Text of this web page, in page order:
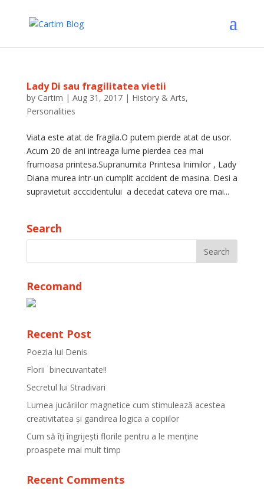
Lady Di sau fragilitatea vietii
by Cartim | Aug 31, 2017| History & Arts,
Personalities
Viata este atat de fragila.O putem pierde atat de usor.
Acum 20 de ani intreaga lume pierdea cea mai
frumoasa printesa.Supranumita Printesa Inimilor , Lady
Diana murea intr-un cumplit accident de masina. Desi a
supravietuit acccidentului a decedat cateva ore mai...
Search
Recomand
Recent Post
Poezia lui Denis
Florii binecuvantate!!
Secretul lui Stradivari
Lumea jucăriilor magnetice cum stimulează acestea
creativitatea și gandirea logica a copiilor
Cum să îți îngrijești florile pentru a le menține
proaspete mai mult timp
Recent Comments